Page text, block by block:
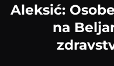
Aleksić:
na